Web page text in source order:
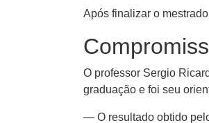
Após finalizar o
O professor Sergio
graduação e foi seu
— O resultado obtido